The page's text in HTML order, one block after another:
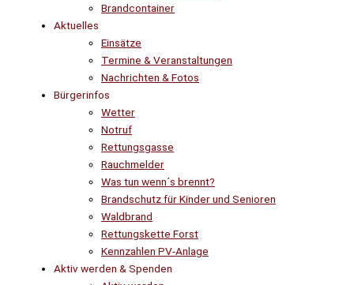
Brandcontainer
Aktuelles
Einsätze
Termine & Veranstaltungen
Nachrichten & Fotos
Bürgerinfos
Wetter
Notruf
Rettungsgasse
Rauchmelder
Was tun wenn´s brennt?
Brandschutz für Kinder und Senioren
Waldbrand
Rettungskette Forst
Kennzahlen PV-Anlage
Aktiv werden & Spenden